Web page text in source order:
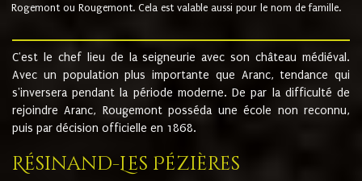
Rogemont ou Rougemont. Cela est valable aussi pour le nom de famille.
C'est le chef lieu de la seigneurie avec son château médiéval.
Avec un population plus importante que Aranc, tendance qui
s'inversera pendant la période moderne. De par la difficulté de
rejoindre Aranc, Rougemont posséda une école non reconnu,
puis par décision officielle en 1868.
Résinand-Les Pézières